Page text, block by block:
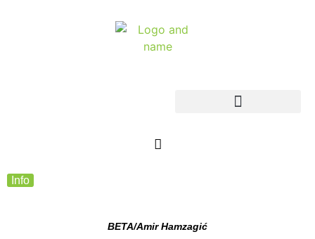
Info
BETA/Amir Hamzagić